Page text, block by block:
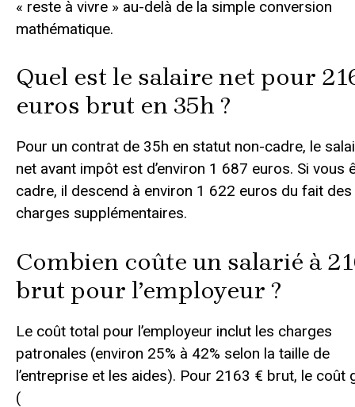
« reste à vivre » au-delà de la simple conversion
mathématique.
Quel est le salaire net pour
euros brut en 35h ?
Pour un contrat de 35h en statut non-cadre, le
net avant impôt est d’environ 1 687 euros. Si vous
cadre, il descend à environ 1 622 euros du fait des
charges supplémentaires.
Combien coûte un salarié à
brut pour l’employeur ?
Le coût total pour l’employeur inclut les charges
patronales (environ 25% à 42% selon la taille de
l’entreprise et les aides). Pour 2163 € brut, le coût
(